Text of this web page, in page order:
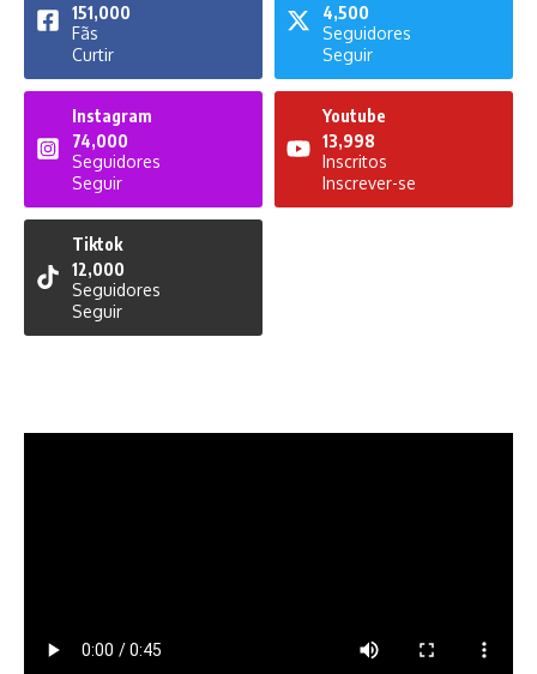
151,000
Fãs
Curtir
4,500
Seguidores
Seguir
Instagram
74,000
Seguidores
Seguir
Youtube
13,998
Inscritos
Inscrever-se
Tiktok
12,000
Seguidores
Seguir